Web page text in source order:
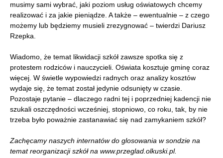
musimy sami wybrać, jaki poziom usług oświatowych chcemy
realizować i za jakie pieniądze. A także – ewentualnie – z czego
możemy lub będziemy musieli zrezygnować – twierdzi Dariusz
Rzepka.
Wiadomo, że temat likwidacji szkół zawsze spotka się z
protestem rodziców i nauczycieli. Oświata kosztuje gminę coraz
więcej. W świetle wypowiedzi radnych oraz analizy kosztów
wydaje się, że temat został jedynie odsunięty w czasie.
Pozostaje pytanie – dlaczego radni tej i poprzedniej kadencji nie
szukali oszczędności wcześniej, stopniowo, co roku, tak, by nie
trzeba było poważnie zastanawiać się nad zamykaniem szkół?
Zachęcamy naszych internatów do glosowania w sondzie na
temat reorganizacji szkół na www.przeglad.olkuski.pl.